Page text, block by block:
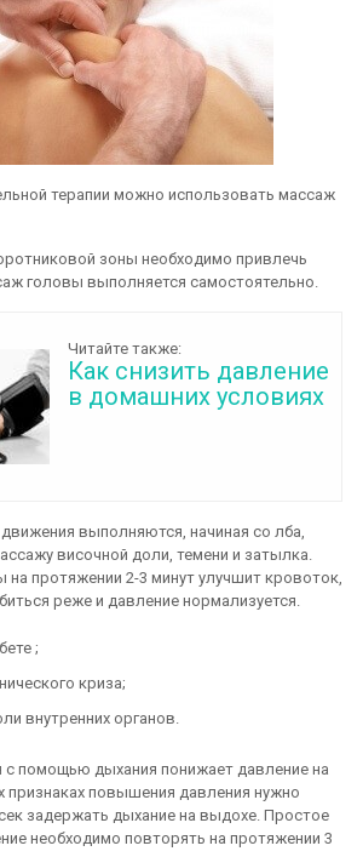
терапии можно использовать массаж
зоны необходимо привлечь
головы выполняется самостоятельно.
Читайте также:
Как снизить давление
в домашних условиях
выполняются, начиная со лба,
височной доли, темени и затылка.
протяжении 2-3 минут улучшит кровоток,
реже и давление нормализуется.
;
криза;
внутренних органов.
с помощью дыхания понижает давление на
признаках повышения давления нужно
задержать дыхание на выдохе. Простое
необходимо повторять на протяжении 3